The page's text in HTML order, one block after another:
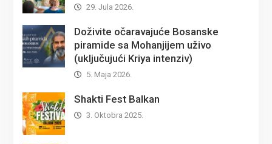
29. Jula 2026.
Doživite očaravajuće Bosanske
piramide sa Mohanjijem uživo
(uključujući Kriya intenziv)
5. Maja 2026.
Shakti Fest Balkan
3. Oktobra 2025.